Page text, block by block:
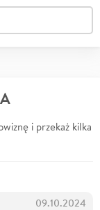
i przekaż kilka
09.10.2024